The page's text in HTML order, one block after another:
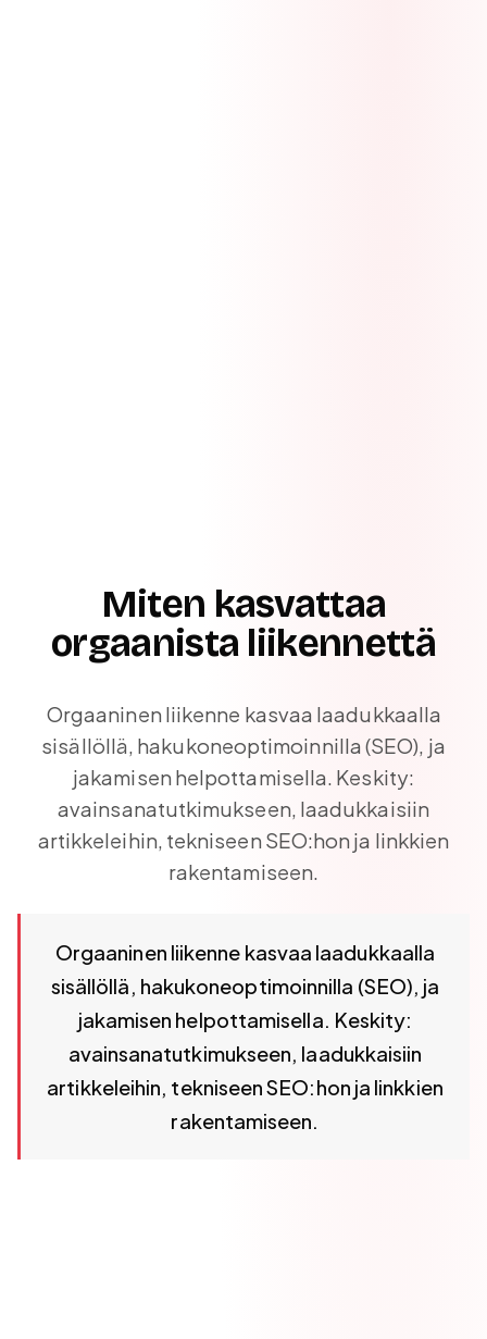
Miten kasvattaa
orgaanista liikennettä
Orgaaninen liikenne kasvaa laadukkaalla
sisällöllä, hakukoneoptimoinnilla (SEO), ja
jakamisen helpottamisella. Keskity:
avainsanatutkimukseen, laadukkaisiin
artikkeleihin, tekniseen SEO:hon ja linkkien
rakentamiseen.
Orgaaninen liikenne kasvaa laadukkaalla
sisällöllä, hakukoneoptimoinnilla (SEO), ja
jakamisen helpottamisella. Keskity:
avainsanatutkimukseen, laadukkaisiin
artikkeleihin, tekniseen SEO:hon ja linkkien
rakentamiseen.